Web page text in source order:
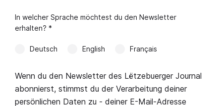
In welcher Sprache möchtest du den Newsletter
erhalten? *
Deutsch English Français
Wenn du den Newsletter des Lëtzebuerger Journal
abonnierst, stimmst du der Verarbeitung deiner
persönlichen Daten zu - deiner E-Mail-Adresse